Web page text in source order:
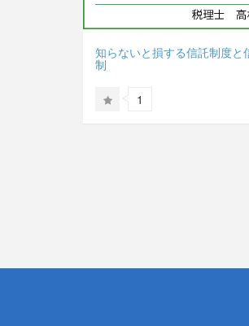
知らないと損する信託制度と
制
1